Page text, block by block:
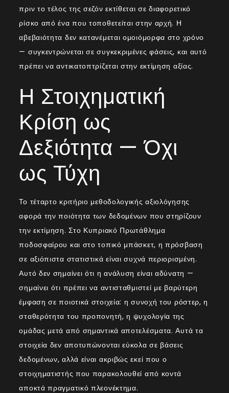
πριν το τέλος της σεζόν εκτίθεται σε διαφορετικό
ρίσκο από ένα που τοποθετείται στην αρχή. Η
αβεβαιότητα δεν κατανέμεται ομοιόμορφα στο χρόνο
— συγκεντρώνεται σε συγκεκριμένες φάσεις, και αυτό
πρέπει να αντικατοπτρίζεται στην εκτίμηση αξίας.
Η Στοιχηματική
Κρίση ως
Δεξιότητα — Όχι
ως Τύχη
Το τέταρτο κριτήριο μεθοδολογικής αξιολόγησης
αφορά την ποιότητα των δεδομένων που στηρίζουν
την εκτίμηση. Στο Κυπριακό Πρωτάθλημα
ποδοσφαίρου και στο τοπικό μπάσκετ, η πρόσβαση
σε αξιόπιστα στατιστικά είναι συχνά περιορισμένη.
Αυτό δεν σημαίνει ότι η ανάλυση είναι αδύνατη —
σημαίνει ότι πρέπει να αντισταθμιστεί με βαρύτερη
έμφαση σε ποιοτικά στοιχεία: η συνοχή του ρόστερ, η
σταθερότητα του προπονητή, η ψυχολογία της
ομάδας μετά από σημαντικά αποτελέσματα. Αυτά τα
στοιχεία δεν αποτυπώνονται εύκολα σε βάσεις
δεδομένων, αλλά είναι ακριβώς εκεί που ο
στοιχηματιστής που παρακολουθεί από κοντά
αποκτά πραγματικό πλεονέκτημα.